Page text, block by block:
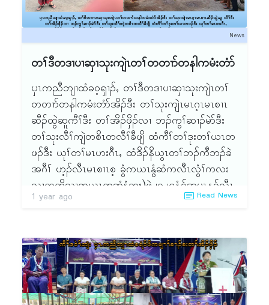
News
တၢ်ဒီတဒၢပၢဆှၢသုးကျဲၤတၢ်တတၢာ်တနါကမံးတံာ်
ၦၤကညီဘျၢထံခဝ့ၡၢၣ်ႇ တၢ်ဒီတဒၢပၢဆှၢသုးကျဲၤတၢ်
တတၢာ်တနါကမံးတံာ်အိၣ်ဒီး တၢ်သုးကျဲၤမၤဂ့ၤမၤစၢၤ
ဆီၣ်ထွဲဆူကီၢ်ဒီး တၢ်အိၣ်ဖှိၣ်လၢ ဘၣ်ကွၢ်ဆၢၣ်မဲာ်ဒီး
တၢ်သုးလီၢ်ကျဲတစိၤတလီၢ်ခီဖျိ ထံကီၢ်တၢ်ဒုးတၢ်ယၤတ
ဖၣ်ဒီး ယုၢ်တၢ်မၤဟးဂီၤႇ ထံဒိၣ်နိယွၤတၢ်ဘၣ်ကီဘၣ်ခဲ
အဂီၢ် ဟ့ၣ်လီၤမၤစၢၤစ့ ခွံကယၤနွံဆံကလီၤလွံၢ်ကလး
သၢကထိသၢကယၤတဆံနွံဘး)ဖဲ၂ဝ၂၄နံၣ်အပူၤန့ၣ်လီၤ.
ဖဲ၂ဝ၂၅နံၣ်ႇ နံၣ်ခီၣ်ထံးတုၤလါအ့ဖြ့ၣ်(၂၃)သီစ့စရီအိၣ်ဝဲ
ကီၢ်ဒီးတၢ် အိၣ်ဖှိၣ်လၢစ့ သၢကယၤခံကလီၤလွံၢ်ကလီၤ
ဃိးကလးယဲၢ်ကယၤဘး န့ၣ်လီၤ. ဒ်န့ၣ်အသိး မၤစၢၤ
ဆီၣ်ထဲတွၢ်ကူတၢ်သိးႇ တၢ်အီၣ် တၢ်အီဆူ ကီၢ်လၢဘၣ်
ကွၢ်ဆၢၣ်မဲာ်တၢ်တတၢးတနါတဖၣ်စ့ၢ်ကီးန့ၣ်လီၤ. ဝဲၤလီၢ်
ခိၣ်နၢ်တနီၤ တုၤအိၣ်ဆူန့ၢ်ပၠံၣ်တီၣ် တၢ်ရ့လိာ်မုာ်လိာ်က
1 year ago Read News